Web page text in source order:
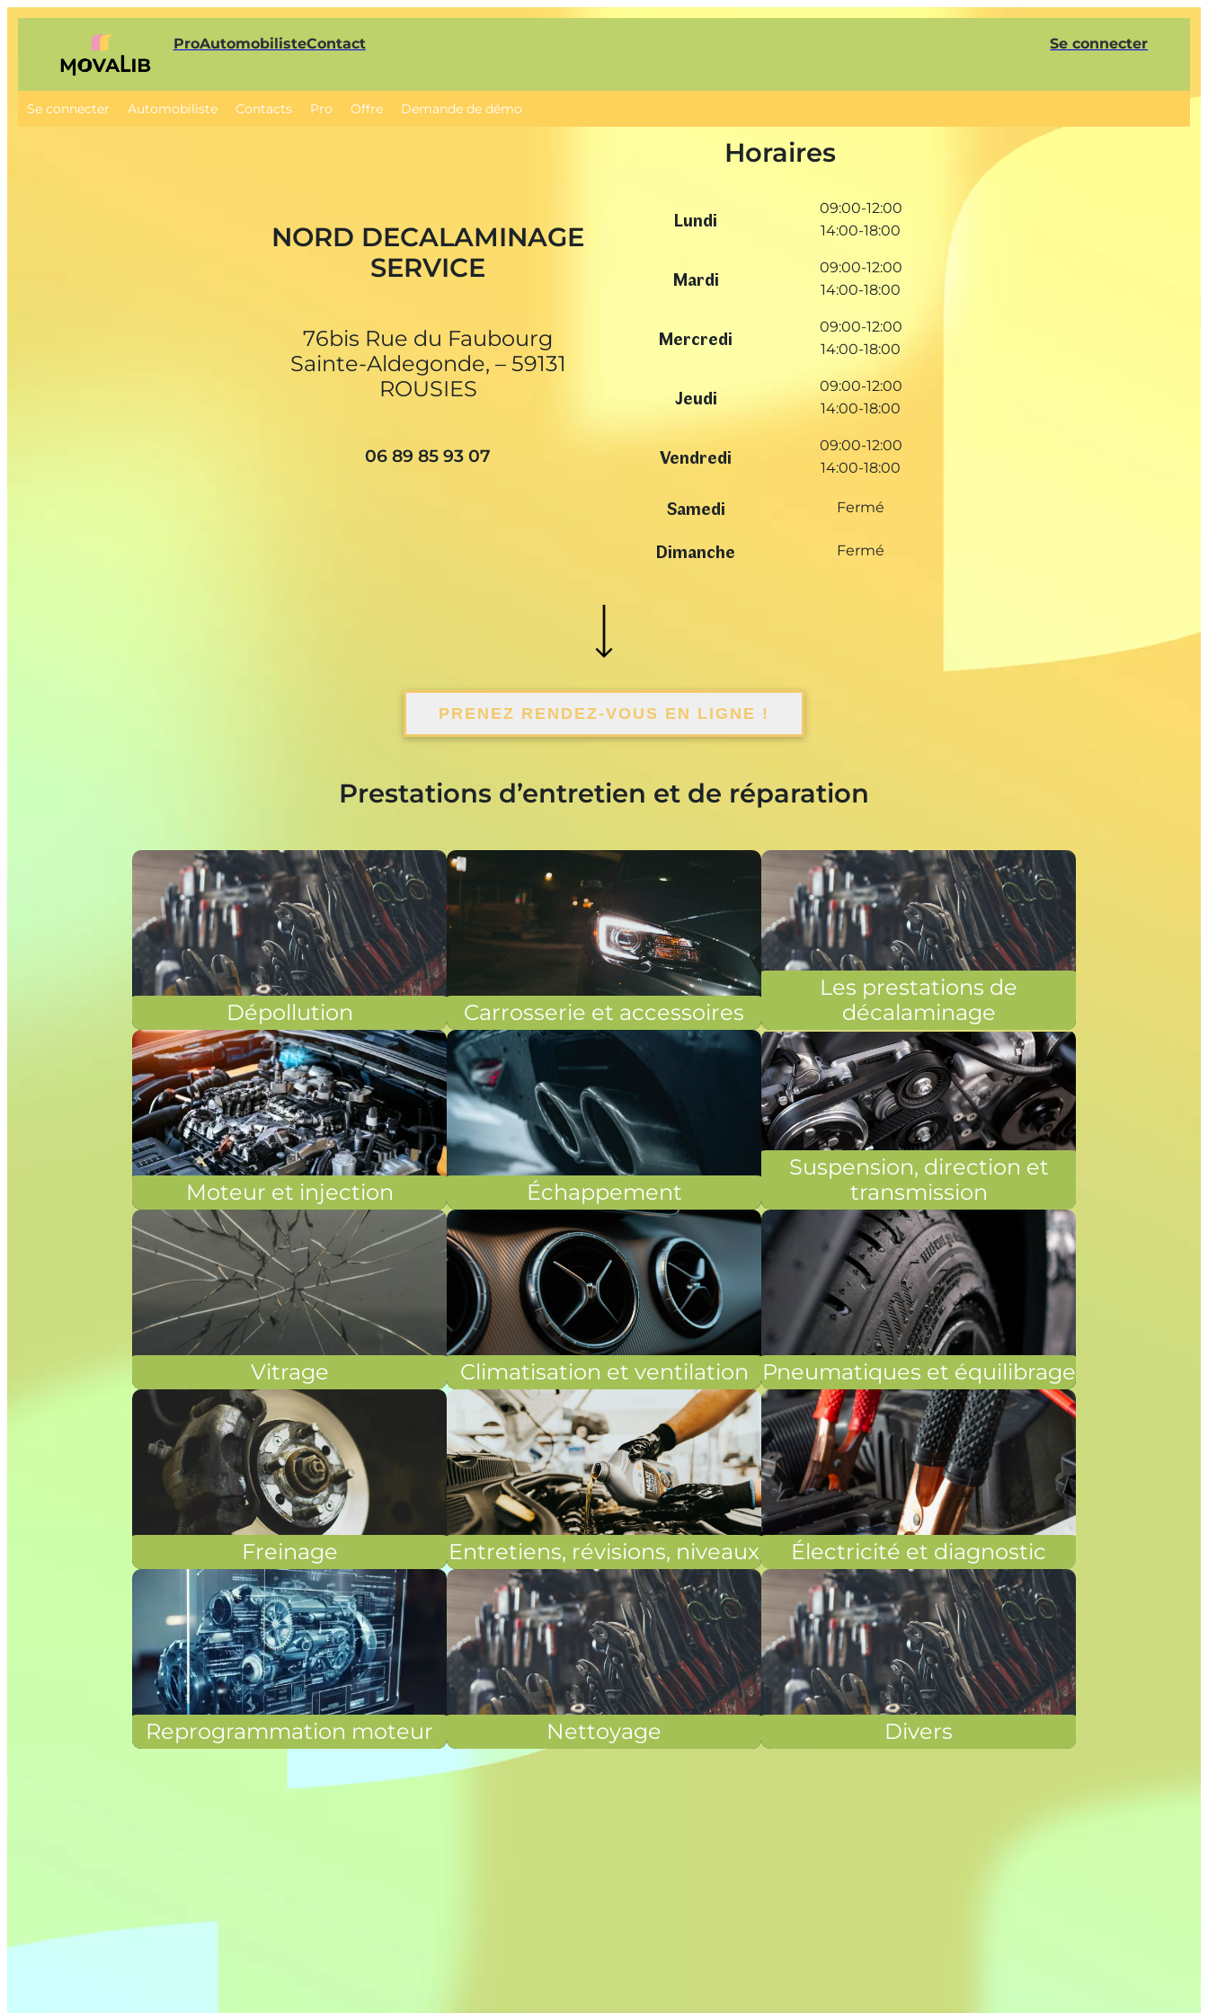
ProAutomobilisteContact Se connecter
Se connecter Automobiliste Contacts Pro Offre Demande de démo
NORD DECALAMINAGE
SERVICE
76bis Rue du Faubourg
Sainte-Aldegonde, – 59131
ROUSIES
06 89 85 93 07
Horaires
Lundi
09:00-12:00
14:00-18:00
Mardi
09:00-12:00
14:00-18:00
Mercredi
09:00-12:00
14:00-18:00
Jeudi
09:00-12:00
14:00-18:00
Vendredi
09:00-12:00
14:00-18:00
Samedi Fermé
Dimanche Fermé
PRENEZ RENDEZ-VOUS EN LIGNE !
Prestations d’entretien et de réparation
Dépollution Carrosserie et accessoires
Les prestations de
décalaminage
Moteur et injection Échappement
Suspension, direction et
transmission
Vitrage Climatisation et ventilation Pneumatiques et équilibrage
Freinage Entretiens, révisions, niveaux Électricité et diagnostic
Reprogrammation moteur Nettoyage Divers